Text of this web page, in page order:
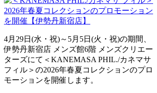
4月29日(水・祝)～5月5日(火・祝)の期間、
伊勢丹新宿店 メンズ館6階 メンズクリエー
ターズにて＜KANEMASA PHIL./カネマサ
フィル＞の2026年春夏コレクションのプロ
モーションを開催します。